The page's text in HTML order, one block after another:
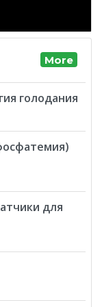
More
голодания
для